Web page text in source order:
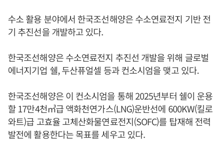
수소 활용 분야에서 한국조선해양은 수소연료전지 기반 전
기 추진선을 개발하고 있다.
한국조선해양은 수소연료전지 추진선 개발을 위해 글로벌
에너지기업 쉘, 두산퓨얼셀 등과 컨소시엄을 맺고 있다.
한국조선해양은 이 컨소시엄을 통해 2025년부터 쉘이 운용
할 17만4천㎥급 액화천연가스(LNG)운반선에 600KW(킬로
와트)급 고효율 고체산화물연료전지(SOFC)를 탑재해 전력
발전에 활용한다는 목표를 세우고 있다.